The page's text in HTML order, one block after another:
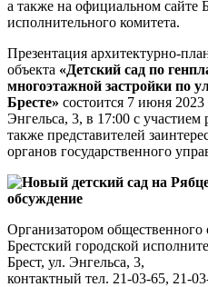
а также на официальном сайте
исполнительного комитета.
Презентация архитектурно-
объекта «Детский сад по
многоэтажной застройки по
Бресте» состоится 7 июня 2023
Энгельса, 3, в 17:00 с участием
также представителей
органов государственного
Организатором общественного
Брестский городской
Брест, ул. Энгельса, 3,
контактный тел. 21-03-65, 21-